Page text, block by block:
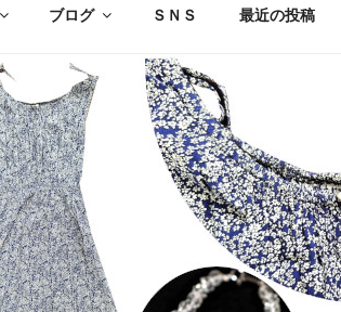
ブログ ＳＮＳ 最近の投稿